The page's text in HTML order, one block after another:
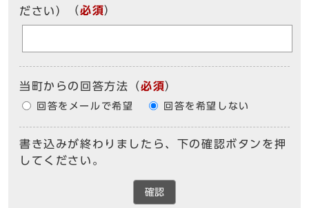
ださい）
（必須）
当町からの回答方法 （必須）
回答をメールで希望 回答を希望しない
書き込みが終わりましたら、下の確認ボタンを押
してください。
確認